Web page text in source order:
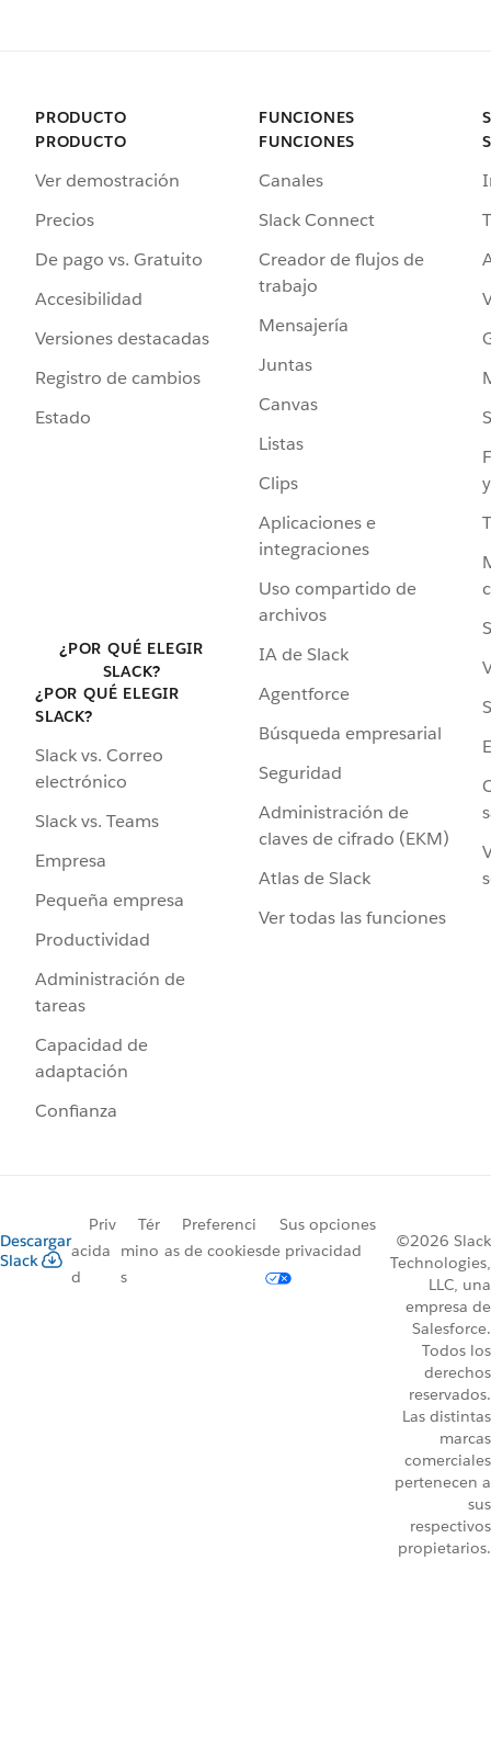
PRODUCTO
PRODUCTO
Ver demostración
Precios
De pago vs. Gratuito
Accesibilidad
Versiones destacadas
Registro de cambios
Estado
¿POR QUÉ ELEGIR
SLACK?
¿POR QUÉ ELEGIR
SLACK?
Slack vs. Correo
electrónico
Slack vs. Teams
Empresa
Pequeña empresa
Productividad
Administración de
tareas
Capacidad de
adaptación
Confianza
FUNCIONES
FUNCIONES
Canales
Slack Connect
Creador de flujos de
trabajo
Mensajería
Juntas
Canvas
Listas
Clips
Aplicaciones e
integraciones
Uso compartido de
archivos
IA de Slack
Agentforce
Búsqueda empresarial
Seguridad
Administración de
claves de cifrado (EKM)
Atlas de Slack
Ver todas las funciones
Descargar
Slack
Priv
acida
d
Tér
mino
s
Preferenci
as de cookies
Sus opciones
de privacidad
©2026 Slack
Technologies,
LLC, una
empresa de
Salesforce.
Todos los
derechos
reservados.
Las distintas
marcas
comerciales
pertenecen a
sus
respectivos
propietarios.